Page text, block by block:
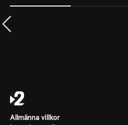
Allmänna villkor